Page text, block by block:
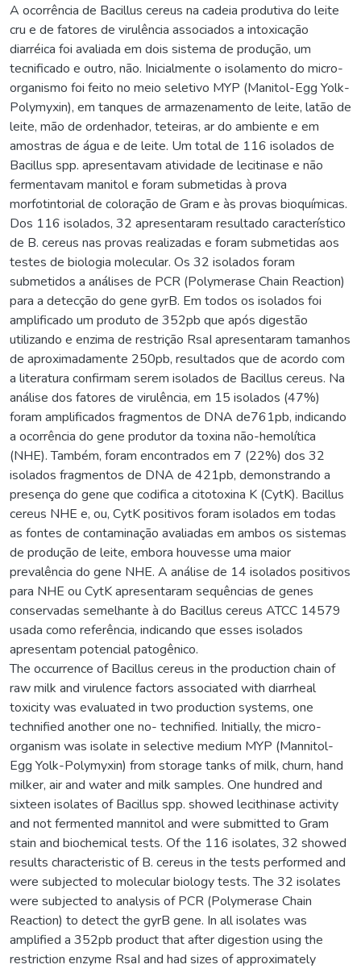
A ocorrência de Bacillus cereus na cadeia produtiva do leite
cru e de fatores de virulência associados a intoxicação
diarréica foi avaliada em dois sistema de produção, um
tecnificado e outro, não. Inicialmente o isolamento do micro-
organismo foi feito no meio seletivo MYP (Manitol-Egg Yolk-
Polymyxin), em tanques de armazenamento de leite, latão de
leite, mão de ordenhador, teteiras, ar do ambiente e em
amostras de água e de leite. Um total de 116 isolados de
Bacillus spp. apresentavam atividade de lecitinase e não
fermentavam manitol e foram submetidas à prova
morfotintorial de coloração de Gram e às provas bioquímicas.
Dos 116 isolados, 32 apresentaram resultado característico
de B. cereus nas provas realizadas e foram submetidas aos
testes de biologia molecular. Os 32 isolados foram
submetidos a análises de PCR (Polymerase Chain Reaction)
para a detecção do gene gyrB. Em todos os isolados foi
amplificado um produto de 352pb que após digestão
utilizando e enzima de restrição RsaI apresentaram tamanhos
de aproximadamente 250pb, resultados que de acordo com
a literatura confirmam serem isolados de Bacillus cereus. Na
análise dos fatores de virulência, em 15 isolados (47%)
foram amplificados fragmentos de DNA de761pb, indicando
a ocorrência do gene produtor da toxina não-hemolítica
(NHE). Também, foram encontrados em 7 (22%) dos 32
isolados fragmentos de DNA de 421pb, demonstrando a
presença do gene que codifica a citotoxina K (CytK). Bacillus
cereus NHE e, ou, CytK positivos foram isolados em todas
as fontes de contaminação avaliadas em ambos os sistemas
de produção de leite, embora houvesse uma maior
prevalência do gene NHE. A análise de 14 isolados positivos
para NHE ou CytK apresentaram sequências de genes
conservadas semelhante à do Bacillus cereus ATCC 14579
usada como referência, indicando que esses isolados
apresentam potencial patogênico.
The occurrence of Bacillus cereus in the production chain of
raw milk and virulence factors associated with diarrheal
toxicity was evaluated in two production systems, one
technified another one no- technified. Initially, the micro-
organism was isolate in selective medium MYP (Mannitol-
Egg Yolk-Polymyxin) from storage tanks of milk, churn, hand
milker, air and water and milk samples. One hundred and
sixteen isolates of Bacillus spp. showed lecithinase activity
and not fermented mannitol and were submitted to Gram
stain and biochemical tests. Of the 116 isolates, 32 showed
results characteristic of B. cereus in the tests performed and
were subjected to molecular biology tests. The 32 isolates
were subjected to analysis of PCR (Polymerase Chain
Reaction) to detect the gyrB gene. In all isolates was
amplified a 352pb product that after digestion using the
restriction enzyme RsaI and had sizes of approximately